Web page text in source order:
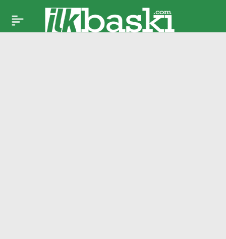
Trabzonspor’un genç